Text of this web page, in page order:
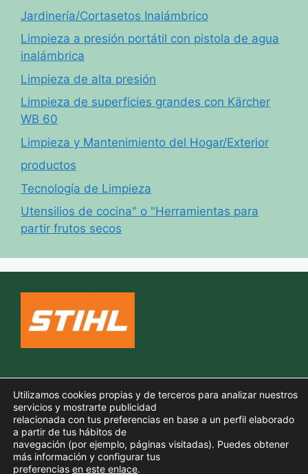
Jardinería/Cortasetos Inalámbrico
Limpieza a presión portátil con pistola de agua
inalámbrica
Limpieza de alta presión
Limpieza de superficies grandes con Kärcher
WB 60
Limpieza y Mantenimiento del Hogar/Exterior
productos
Tecnología de Limpieza
Utensilios de cocina" o "Herramientas para
partir frutos secos
Aviso legal
Política de privacidad
Utilizamos cookies propias y de terceros para analizar nuestros
servicios y mostrarte publicidad
relacionada con tus preferencias en base a un perfil elaborado
a partir de tus hábitos de
navegación (por ejemplo, páginas visitadas). Puedes obtener
más información y configurar tus
preferencias en este enlace.